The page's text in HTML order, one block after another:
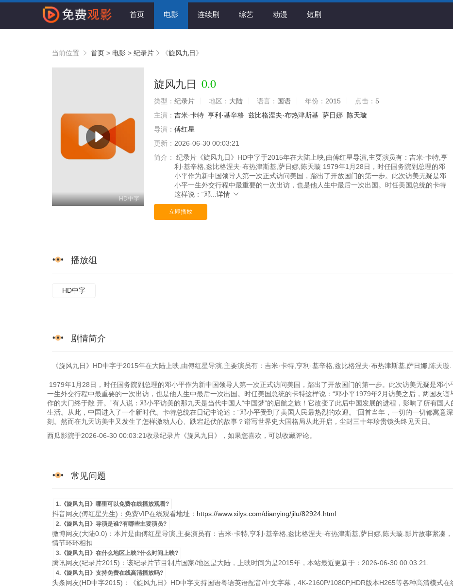
首页 电影 连续剧 综艺 动漫 短剧
当前位置 首页 > 电影 > 纪录片 《旋风九日》
HD中字
旋风九日 0.0
类型： 纪录片 地区： 大陆 语言： 国语 年份： 2015 点击： 5
主演： 吉米·卡特 亨利·基辛格 兹比格涅夫·布热津斯基 萨日娜
陈天璇
导演： 傅红星
更新： 2026-06-30 00:03:21
简介：
纪录片《旋风九日》HD中字于2015年在大陆上映,由傅红星导演,主要演员有：吉米·卡特,亨
利·基辛格,兹比格涅夫·布热津斯基,萨日娜,陈天璇 1979年1月28日，时任国务院副总理的邓
小平作为新中国领导人第一次正式访问美国，踏出了开放国门的第一步。此次访美无疑是邓
小平一生外交行程中最重要的一次出访，也是他人生中最后一次出国。时任美国总统的卡特
这样说：“邓... 详情
立即播放
播放组
HD中字
剧情简介
《旋风九日》HD中字于2015年在大陆上映,由傅红星导演,主要演员有：吉米·卡特,亨利·基辛格,兹比格涅夫·布热津斯基,萨日娜,陈天璇.
1979年1月28日，时任国务院副总理的邓小平作为新中国领导人第一次正式访问美国，踏出了开放国门的第一步。此次访美无疑是邓小
一生外交行程中最重要的一次出访，也是他人生中最后一次出国。时任美国总统的卡特这样说：“邓小平1979年2月访美之后，两国友谊
作的大门终于敞 开。”有人说：邓小平访美的那九天是当代中国人“中国梦”的启航之旅！它改变了此后中国发展的进程，影响了所有国人
生活。从此，中国进入了一个新时代。卡特总统在日记中论述：“邓小平受到了美国人民最热烈的欢迎。”回首当年，一切的一切都寓意深
刻。然而在九天访美中又发生了怎样激动人心、跌宕起伏的故事？谱写世界史大国格局从此开启，尘封三十年珍贵镜头终见天日。
西瓜影院于2026-06-30 00:03:21收录纪录片《旋风九日》，如果您喜欢，可以收藏评论。
常见问题
1.《旋风九日》哪里可以免费在线播放观看?
抖音网友(傅红星先生)：免费VIP在线观看地址： https://www.xilys.com/dianying/jilu/82924.html
2.《旋风九日》导演是谁?有哪些主要演员?
微博网友(大陆0.0)：本片是由傅红星导演,主要演员有：吉米·卡特,亨利·基辛格,兹比格涅夫·布热津斯基,萨日娜,陈天璇.影片故事紧凑，
情节环环相扣.
3.《旋风九日》在什么地区上映?什么时间上映?
腾讯网友(纪录片2015)：该纪录片节目制片国家/地区是大陆，上映时间为是2015年，本站最近更新于：2026-06-30 00:03:21.
4.《旋风九日》支持免费在线高清播放吗?
头条网友(HD中字2015)：《旋风九日》HD中字支持国语粤语英语配音/中文字幕，4K-2160P/1080P,HDR版本H265等各种高清模式在